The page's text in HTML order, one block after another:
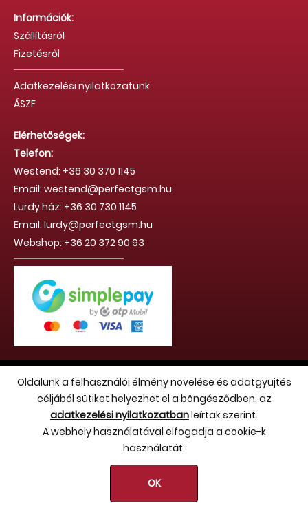
Információk:
Szállításról
Fizetésről
Adatkezelési nyilatkozatunk
ÁSZF
Elérhetőségek:
Telefon:
Westend: +36 30 370 1145
Email: westend@perfectgsm.hu
Lurdy ház: +36 30 730 1145
Email: lurdy@perfectgsm.hu
Webshop: +36 20 372 90 93
Oldalunk a felhasználói élmény növelése és adatgyüjtés
céljából sütiket helyezhet el a böngésződben, az
adatkezelési nyilatkozatbanleírtak szerint.
A webhely használatával elfogadja a cookie-k
használatát.
OK